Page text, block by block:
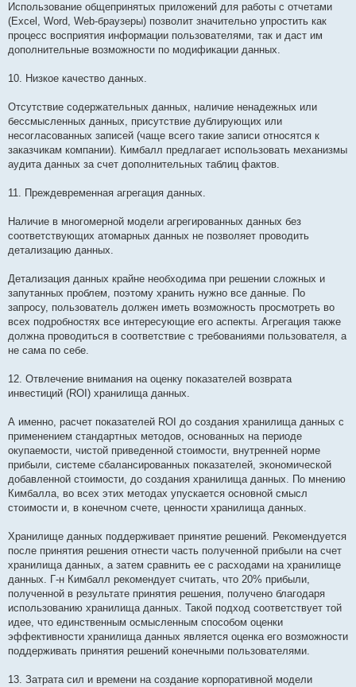
Использование общепринятых приложений для работы с отчетами
(Excel, Word, Web-браузеры) позволит значительно упростить как
процесс восприятия информации пользователями, так и даст им
дополнительные возможности по модификации данных.
10. Низкое качество данных.
Отсутствие содержательных данных, наличие ненадежных или
бессмысленных данных, присутствие дублирующих или
несогласованных записей (чаще всего такие записи относятся к
заказчикам компании). Кимбалл предлагает использовать механизмы
аудита данных за счет дополнительных таблиц фактов.
11. Преждевременная агрегация данных.
Наличие в многомерной модели агрегированных данных без
соответствующих атомарных данных не позволяет проводить
детализацию данных.
Детализация данных крайне необходима при решении сложных и
запутанных проблем, поэтому хранить нужно все данные. По
запросу, пользователь должен иметь возможность просмотреть во
всех подробностях все интересующие его аспекты. Агрегация также
должна проводиться в соответствие с требованиями пользователя, а
не сама по себе.
12. Отвлечение внимания на оценку показателей возврата
инвестиций (ROI) хранилища данных.
А именно, расчет показателей ROI до создания хранилища данных с
применением стандартных методов, основанных на периоде
окупаемости, чистой приведенной стоимости, внутренней норме
прибыли, системе сбалансированных показателей, экономической
добавленной стоимости, до создания хранилища данных. По мнению
Кимбалла, во всех этих методах упускается основной смысл
стоимости и, в конечном счете, ценности хранилища данных.
Хранилище данных поддерживает принятие решений. Рекомендуется
после принятия решения отнести часть полученной прибыли на счет
хранилища данных, а затем сравнить ее с расходами на хранилище
данных. Г-н Кимбалл рекомендует считать, что 20% прибыли,
полученной в результате принятия решения, получено благодаря
использованию хранилища данных. Такой подход соответствует той
идее, что единственным осмысленным способом оценки
эффективности хранилища данных является оценка его возможности
поддерживать принятия решений конечными пользователями.
13. Затрата сил и времени на создание корпоративной модели